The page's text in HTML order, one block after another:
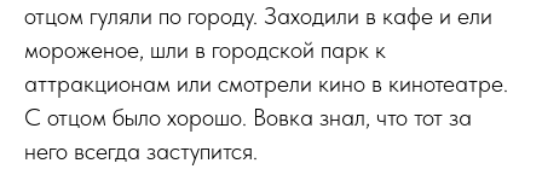
отцом гуляли по городу. Заходили в кафе и ели
мороженое, шли в городской парк к
аттракционам или смотрели кино в кинотеатре.
С отцом было хорошо. Вовка знал, что тот за
него всегда заступится.